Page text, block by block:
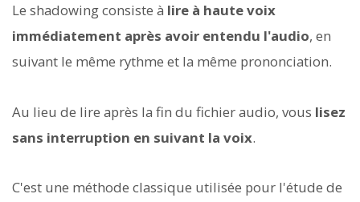
Le shadowing consiste à lire à haute voix
immédiatement après avoir entendu l'audio, en
suivant le même rythme et la même prononciation.
Au lieu de lire après la fin du fichier audio, vous lisez
sans interruption en suivant la voix.
C'est une méthode classique utilisée pour l'étude de